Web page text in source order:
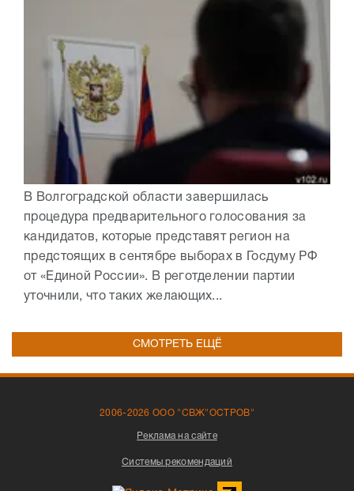
В Волгоградской области завершилась
процедура предварительного голосования за
кандидатов, которые представят регион на
предстоящих в сентябре выборах в Госдуму РФ
от «Единой России». В реготделении партии
уточнили, что таких желающих...
СМОТРЕТЬ ЕЩЁ
2006-2026 ООО "СВЖ"ОСТРОВ"
Реклама на сайте
Системы рекомендаций